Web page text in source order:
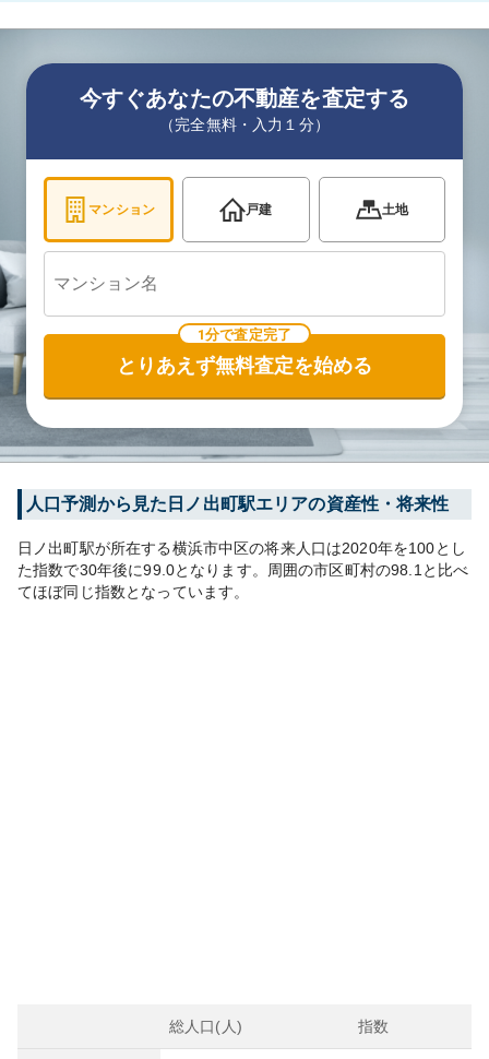
今すぐあなたの不動産を査定する
（完全無料・入力１分）
マンション 戸建 土地
1分で査定完了
とりあえず無料査定を始める
人口予測から見た 日ノ出町駅エリアの資産性・将来性
日ノ出町駅が所在する横浜市中区の将来人口は2020年を100とし
た指数で30年後に99.0となります。 周囲の市区町村の98.1 と比べ
てほぼ同じ指数となっています。
総人口(人) 指数